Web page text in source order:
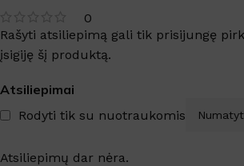
0
Atsiliepimai
Rodyti tik su nuotraukomis
Atsiliepimų dar nėra.
Rašyti atsiliepimą gali tik prisijungę
įsigiję šį produktą.